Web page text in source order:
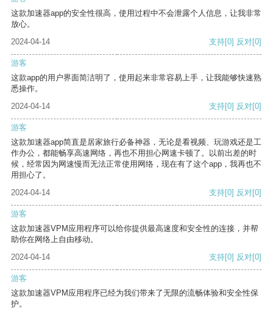
这款加速器app的安全性很高，使用过程中不会泄露个人信息，让我非常
放心。
2024-04-14
支持[0] 反对[0]
游客
这款app的用户界面简洁明了，使用起来非常容易上手，让我能够快速熟
悉操作。
2024-04-14
支持[0] 反对[0]
游客
这款加速器app简直是居家旅行必备神器，无论是看视频、玩游戏还是工
作办公，都能畅享高速网络，再也不用担心网速卡顿了。以前出差的时
候，经常因为网速慢而无法正常使用网络，现在有了这个app，我再也不
用担心了。
2024-04-14
支持[0] 反对[0]
游客
这款加速器VPM应用程序可以给你提供最高速度和安全性的连接，并帮
助你在网络上自由移动。
2024-04-14
支持[0] 反对[0]
游客
这款加速器VPM应用程序已经为我们带来了无限的流畅体验和安全性保
护。